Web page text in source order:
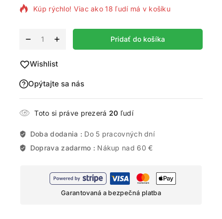
Kúp rýchlo! Viac ako 18 ľudí má v košíku
Pridať do košíka
Wishlist
Opýtajte sa nás
Toto si práve prezerá 20 ľudí
Doba dodania : Do 5 pracovných dní
Doprava zadarmo : Nákup nad 60 €
Garantovaná a bezpečná platba